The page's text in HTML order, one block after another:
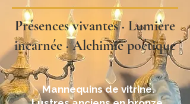
Présences vivantes · Lumière
incarnée · Alchimie poétique
Mannequins de vitrine.